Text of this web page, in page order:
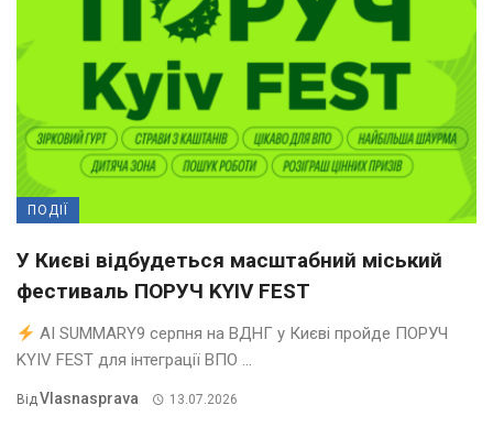
ПОДІЇ
У Києві відбудеться масштабний міський
фестиваль ПОРУЧ KYIV FEST
AI SUMMARY9 серпня на ВДНГ у Києві пройде ПОРУЧ
KYIV FEST для інтеграції ВПО ...
ВідVlasnasprava 13.07.2026